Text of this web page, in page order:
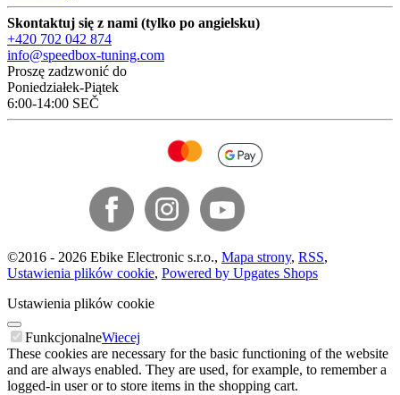
Skontaktuj się z nami (tylko po angielsku)
+420 702 042 874
info@speedbox-tuning.com
Proszę zadzwonić do
Poniedziałek-Piątek
6:00-14:00 SEČ
©2016 - 2026 Ebike Electronic s.r.o., Mapa strony, RSS,
Ustawienia plików cookie, Powered by Upgates Shops
Ustawienia plików cookie
FunkcjonalneWiecej
These cookies are necessary for the basic functioning of the website
and are always enabled. They are used, for example, to remember a
logged-in user or to store items in the shopping cart.